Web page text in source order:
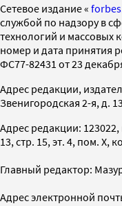
Cетевое издание «
службой по надзору в
технологий и массовых
номер и дата принятия
ФС77-82431 от 23
Адрес редакции,
Звенигородская 2-я, д.
Адрес редакции: 123022,
13, стр. 15, эт. 4, пом. X,
Главный редактор:
Адрес электронной